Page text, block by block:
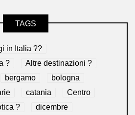
TAGS
in Italia ??
?️
Altre destinazioni ?
bergamo
bologna
catania
Centro
?
dicembre